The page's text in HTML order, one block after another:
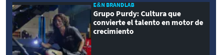
E&N BRANDLAB
Grupo Purdy: Cultura que
convierte el talento en motor de
crecimiento